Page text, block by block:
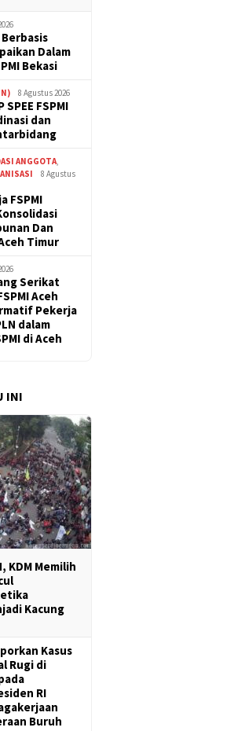
Dalam
Bekasi
8 Agustus 2026
FSPMI
dan
ANGGOTA
8 Agustus
FSPMI
Dan
Timur
Serikat
Aceh
Pekerja
dalam
di Aceh
INI
KDM Memilih
Kacung
Kasus
Rugi di
RI
Buruh